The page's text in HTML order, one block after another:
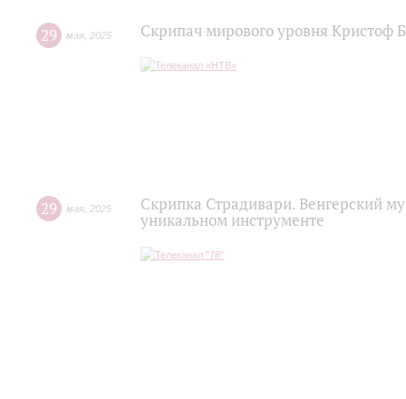
29 мая 2025 Скрипач мирового уровня Кристоф
29 мая 2025
Скрипка Страдивари. Венгерский
уникальном инструменте